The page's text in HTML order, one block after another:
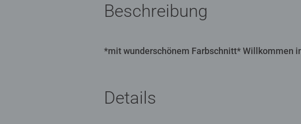
Beschreibung
*mit wunderschönem Farbschnitt* Willkommen
Details